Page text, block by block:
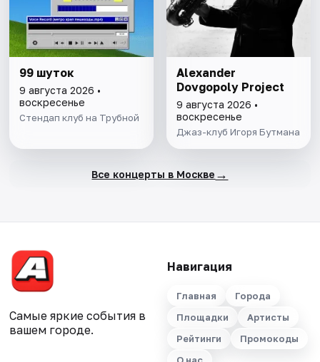
99 шуток
9 августа 2026 •
воскресенье
Стендап клуб на Трубной
Alexander
Dovgopoly Project
9 августа 2026 •
воскресенье
Джаз-клуб Игоря Бутмана
Все концерты в Москве →
Самые яркие события в
вашем городе.
Навигация
Главная
Города
Площадки
Артисты
Рейтинги
Промокоды